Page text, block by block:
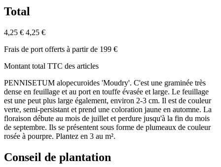
Total
4,25 € 4,25 €
Frais de port offerts à partir de 199 €
Montant total TTC des articles
PENNISETUM alopecuroides 'Moudry'. C'est une graminée très
dense en feuillage et au port en touffe évasée et large. Le feuillage
est une peut plus large également, environ 2-3 cm. Il est de couleur
verte, semi-persistant et prend une coloration jaune en automne. La
floraison débute au mois de juillet et perdure jusqu'à la fin du mois
de septembre. Ils se présentent sous forme de plumeaux de couleur
rosée à pourpre. Plantez en 3 au m².
Conseil de plantation